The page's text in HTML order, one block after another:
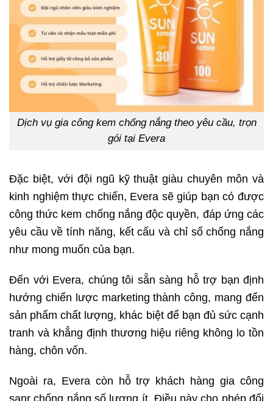
Dịch vụ gia công kem chống nắng theo yêu cầu, trọn
gói tại Evera
Đặc biệt, với đội ngũ kỹ thuật giàu chuyên môn và
kinh nghiệm thực chiến, Evera sẽ giúp bạn có được
công thức kem chống nắng độc quyền, đáp ứng các
yêu cầu về tính năng, kết cấu và chỉ số chống nắng
như mong muốn của bạn.
Đến với Evera, chúng tôi sẵn sàng hỗ trợ bạn định
hướng chiến lược marketing thành công, mang đến
sản phẩm chất lượng, khác biệt để bạn đủ sức cạnh
tranh và khẳng định thương hiệu riêng không lo tồn
hàng, chôn vốn.
Ngoài ra, Evera còn hỗ trợ khách hàng gia công
sanr chống nắng số lượng ít. Điều này cho phép đối